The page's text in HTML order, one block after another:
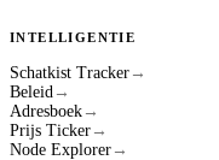
INTELLIGENTIE
Schatkist Tracker →
Beleid →
Adresboek →
Prijs Ticker →
Node Explorer →